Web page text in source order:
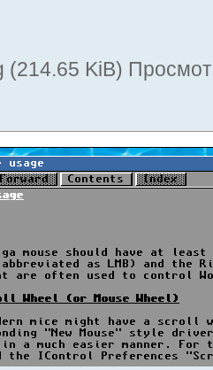
(214.65 KiB)